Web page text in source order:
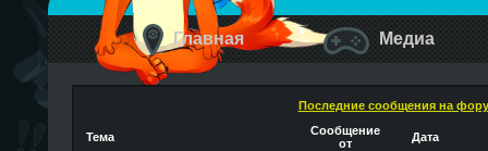
Главная Медиа
Последние сообщения на
Тема
Сообщение
от
Дата